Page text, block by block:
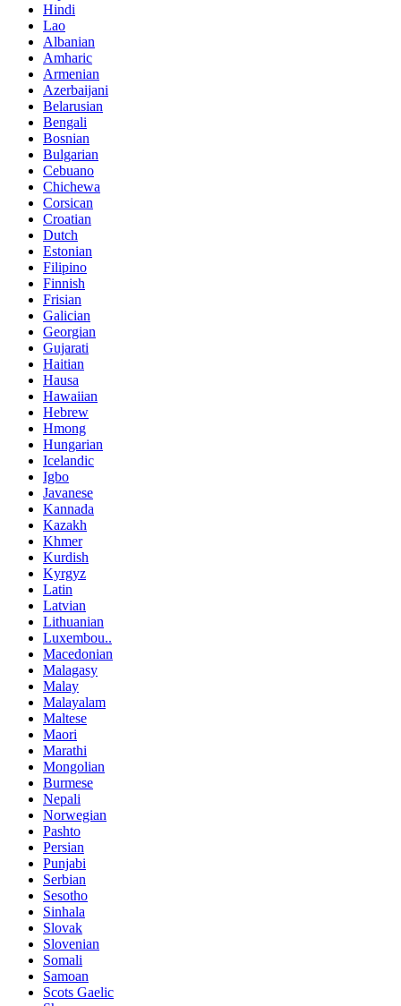
Hindi
Lao
Albanian
Amharic
Armenian
Azerbaijani
Belarusian
Bengali
Bosnian
Bulgarian
Cebuano
Chichewa
Corsican
Croatian
Dutch
Estonian
Filipino
Finnish
Frisian
Galician
Georgian
Gujarati
Haitian
Hausa
Hawaiian
Hebrew
Hmong
Hungarian
Icelandic
Igbo
Javanese
Kannada
Kazakh
Khmer
Kurdish
Kyrgyz
Latin
Latvian
Lithuanian
Luxembou..
Macedonian
Malagasy
Malay
Malayalam
Maltese
Maori
Marathi
Mongolian
Burmese
Nepali
Norwegian
Pashto
Persian
Punjabi
Serbian
Sesotho
Sinhala
Slovak
Slovenian
Somali
Samoan
Scots Gaelic